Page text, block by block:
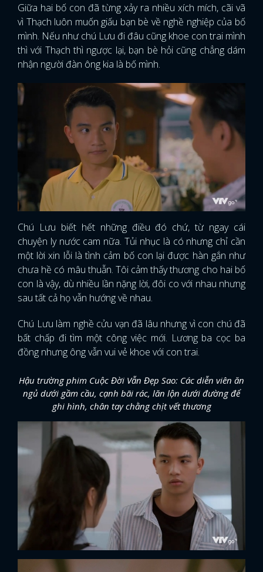
Giữa hai bố con đã từng xảy ra nhiều xích mích, cãi vã
vì Thạch luôn muốn giấu bạn bè về nghề nghiệp của bố
mình. Nếu như chú Lưu đi đâu cũng khoe con trai mình
thì với Thạch thì ngược lại, bạn bè hỏi cũng chẳng dám
nhận người đàn ông kia là bố mình.
Chú Lưu biết hết những điều đó chứ, từ ngay cái
chuyện ly nước cam nữa. Tủi nhục là có nhưng chỉ cần
một lời xin lỗi là tình cảm bố con lại được hàn gắn như
chưa hề có mâu thuẫn. Tôi cảm thấy thương cho hai bố
con là vậy, dù nhiều lần nặng lời, đôi co với nhau nhưng
sau tất cả họ vẫn hướng về nhau.
Chú Lưu làm nghề cửu vạn đã lâu nhưng vì con chú đã
bất chấp đi tìm một công việc mới. Lương ba cọc ba
đồng nhưng ông vẫn vui vẻ khoe với con trai.
Hậu trường phim Cuộc Đời Vẫn Đẹp Sao: Các diễn viên ăn
ngủ dưới gầm cầu, cạnh bãi rác, lăn lộn dưới đường để
ghi hình, chân tay chằng chịt vết thương